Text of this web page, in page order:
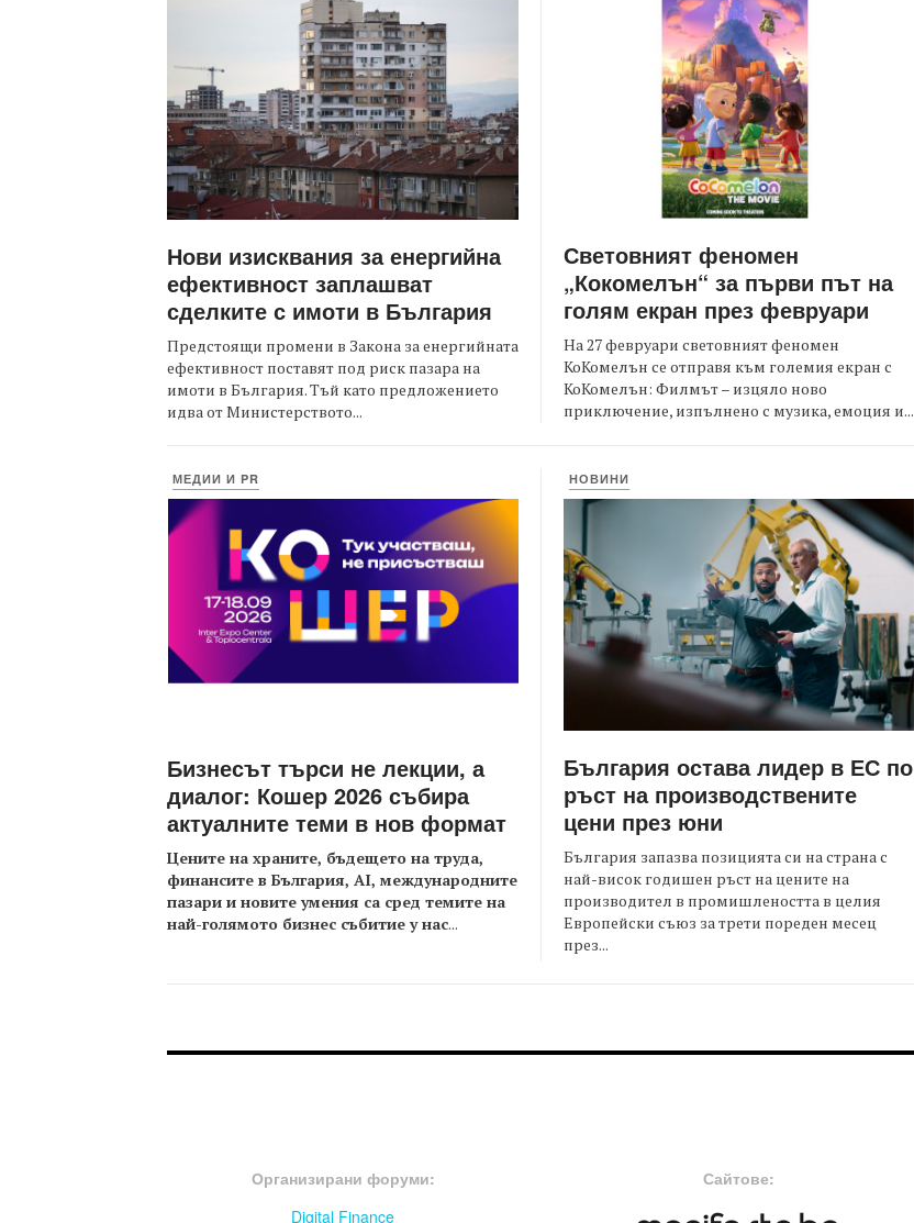
Нови изисквания за енергийна
ефективност заплашват
сделките с имоти в България
Предстоящи промени в Закона за енергийната
ефективност поставят под риск пазара на
имоти в България. Тъй като предложението
идва от Министерството...
Световният феномен
„Кокомелън“ за първи път на
голям екран през февруари
На 27 февруари световният феномен
КоКомелън се отправя към големия екран с
КоКомелън: Филмът – изцяло ново
приключение, изпълнено с музика, емоция и...
МЕДИИ И PR
Бизнесът търси не лекции, а
диалог: Кошер 2026 събира
актуалните теми в нов формат
Цените на храните, бъдещето на труда,
финансите в България, AI, международните
пазари и новите умения са сред темите на
най-голямото бизнес събитие у нас...
НОВИНИ
България остава лидер в ЕС по
ръст на производствените
цени през юни
България запазва позицията си на страна с
най-висок годишен ръст на цените на
производител в промишлеността в целия
Европейски съюз за трети пореден месец
през...
Организирани форуми:
Digital Finance
Сайтове: